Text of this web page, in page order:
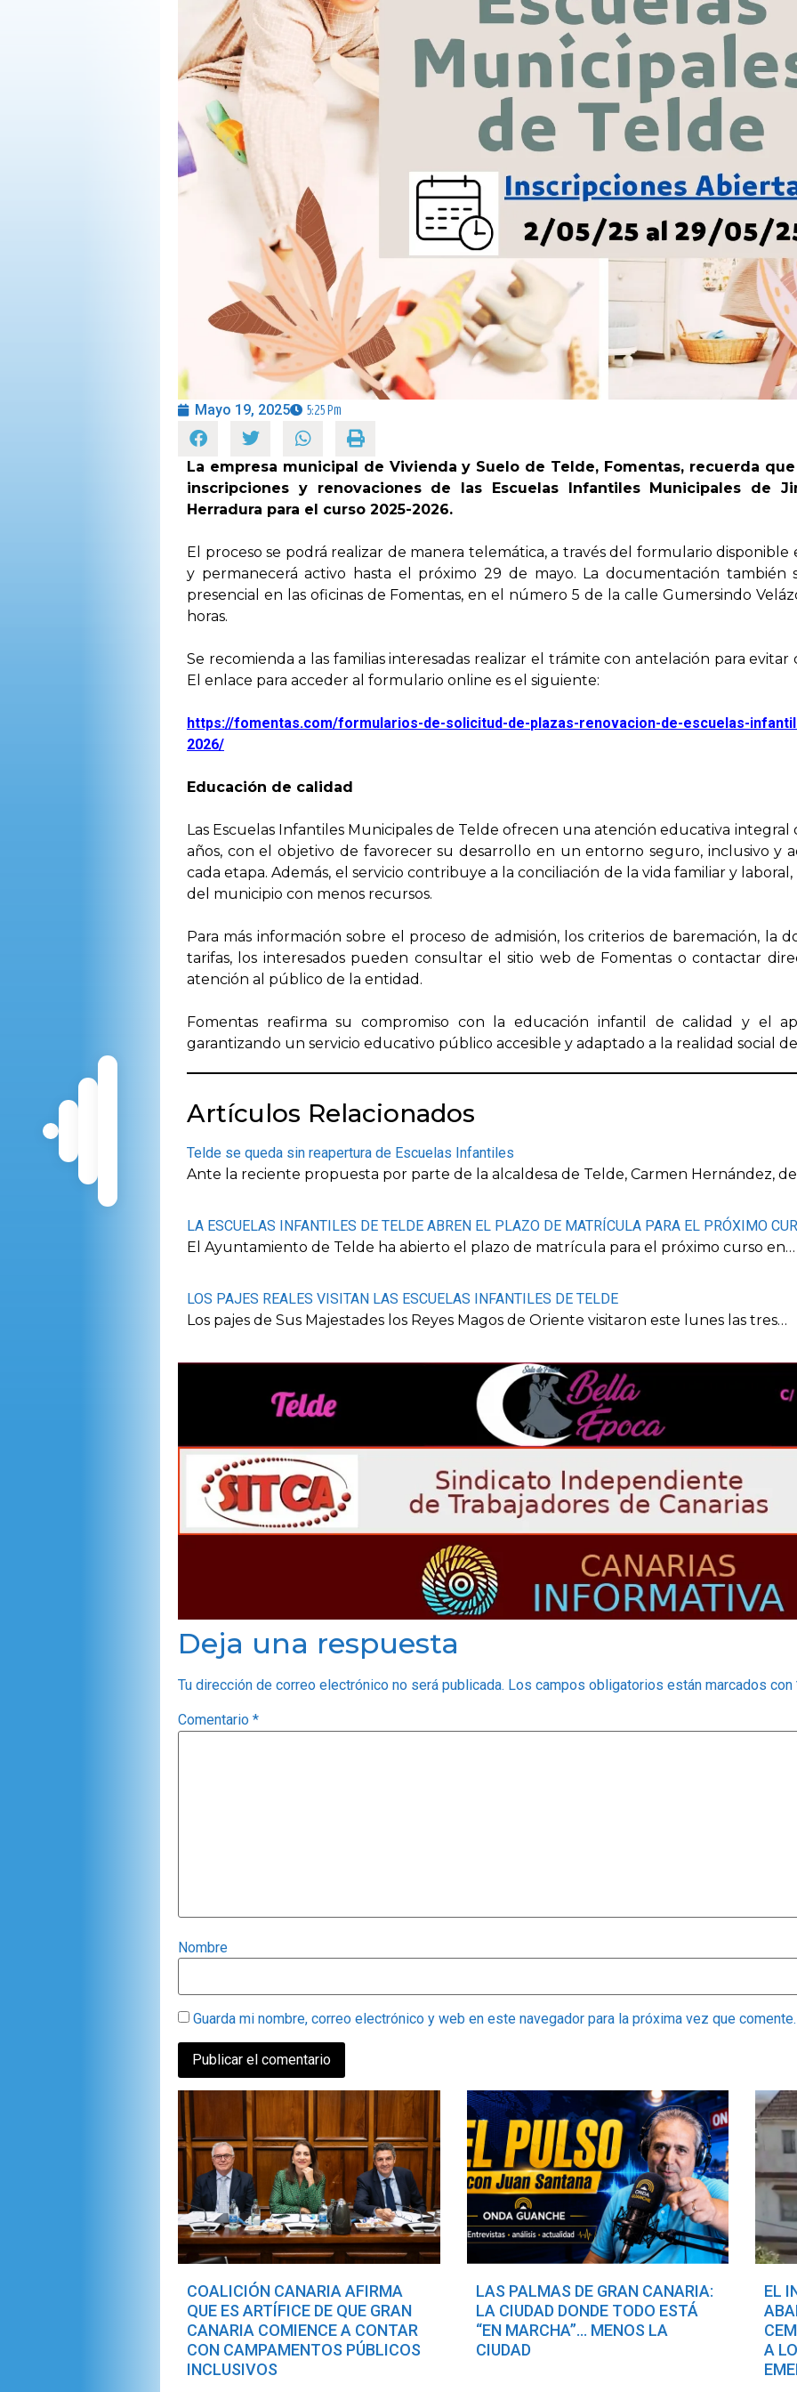
OPINIÓN
PROGRAMAS
Mayo 19, 2025 5:25 Pm
La empresa municipal de Vivienda y Suelo de Telde, Fomentas, recuerda
inscripciones y renovaciones de las Escuelas Infantiles Municipales de
Herradura para el curso 2025-2026.
El proceso se podrá realizar de manera telemática, a través del formulario disponible
y permanecerá activo hasta el próximo 29 de mayo. La documentación también
presencial en las oficinas de Fomentas, en el número 5 de la calle Gumersindo
horas.
Se recomienda a las familias interesadas realizar el trámite con antelación para
El enlace para acceder al formulario online es el siguiente:
https://fomentas.com/formularios-de-solicitud-de-plazas-renovacion-de-escuelas-
2026/
Educación de calidad
Las Escuelas Infantiles Municipales de Telde ofrecen una atención educativa integral
años, con el objetivo de favorecer su desarrollo en un entorno seguro, inclusivo y
cada etapa. Además, el servicio contribuye a la conciliación de la vida familiar y
del municipio con menos recursos.
Para más información sobre el proceso de admisión, los criterios de baremación, la
tarifas, los interesados pueden consultar el sitio web de Fomentas o contactar
atención al público de la entidad.
Fomentas reafirma su compromiso con la educación infantil de calidad y el
garantizando un servicio educativo público accesible y adaptado a la realidad social
Artículos Relacionados
Telde se queda sin reapertura de Escuelas Infantiles
Ante la reciente propuesta por parte de la alcaldesa de Telde, Carmen Hernández,
LA ESCUELAS INFANTILES DE TELDE ABREN EL PLAZO DE MATRÍCULA PARA EL PRÓXIMO
El Ayuntamiento de Telde ha abierto el plazo de matrícula para el próximo curso en…
LOS PAJES REALES VISITAN LAS ESCUELAS INFANTILES DE TELDE
Los pajes de Sus Majestades los Reyes Magos de Oriente visitaron este lunes las tres…
Deja una respuesta
Tu dirección de correo electrónico no será publicada. Los campos obligatorios están marcados con
Comentario *
Nombre
Guarda mi nombre, correo electrónico y web en este navegador para la próxima vez que comente.
COALICIÓN CANARIA AFIRMA
QUE ES ARTÍFICE DE QUE GRAN
CANARIA COMIENCE A CONTAR
CON CAMPAMENTOS PÚBLICOS
INCLUSIVOS
LAS PALMAS DE GRAN CANARIA:
LA CIUDAD DONDE TODO ESTÁ
“EN MARCHA”… MENOS LA
CIUDAD
EL
A